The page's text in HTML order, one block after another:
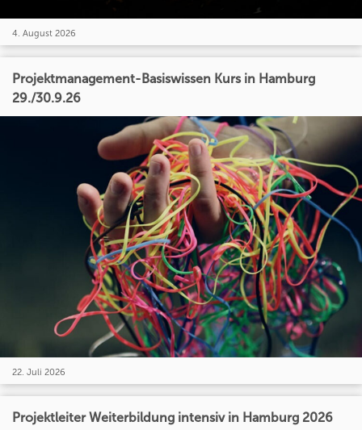
4. August 2026
Projektmanagement-Basiswissen Kurs in Hamburg
29./30.9.26
22. Juli 2026
Projektleiter Weiterbildung intensiv in Hamburg 2026